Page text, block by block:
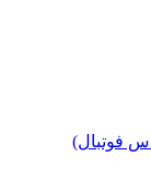
فوتبال)